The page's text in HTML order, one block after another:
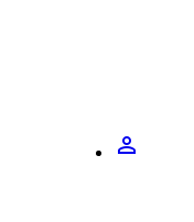
perm_identity